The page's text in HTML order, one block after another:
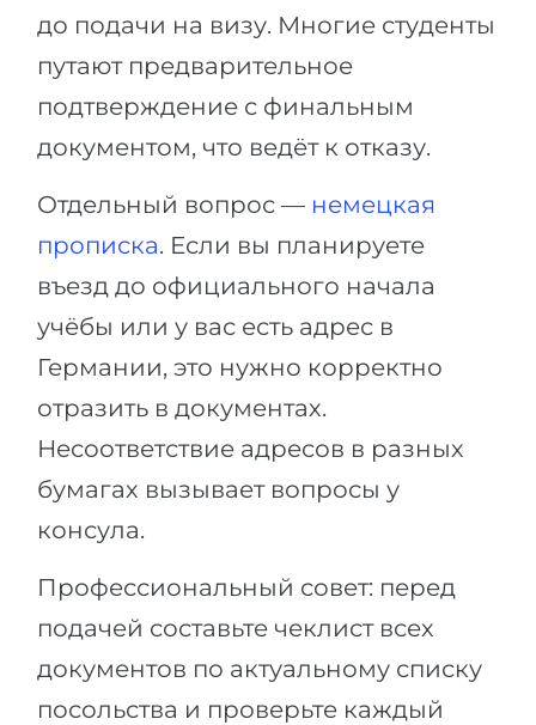
до подачи на визу. Многие студенты
путают предварительное
подтверждение с финальным
документом, что ведёт к отказу.
Отдельный вопрос — немецкая
прописка. Если вы планируете
въезд до официального начала
учёбы или у вас есть адрес в
Германии, это нужно корректно
отразить в документах.
Несоответствие адресов в разных
бумагах вызывает вопросы у
консула.
Профессиональный совет: перед
подачей составьте чеклист всех
документов по актуальному списку
посольства и проверьте каждый